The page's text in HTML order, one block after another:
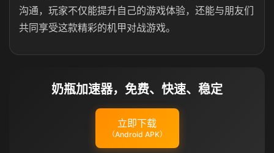
沟通，玩家不仅能提升自己的游戏体验，还能与朋友们
共同享受这款精彩的机甲对战游戏。
奶瓶加速器，免费、快速、稳定
立即下载
（Android APK）